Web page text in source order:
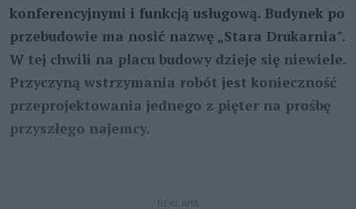
konferencyjnymi i funkcją usługową. Budynek po
przebudowie ma nosić nazwę „Stara Drukarnia".
W tej chwili na placu budowy dzieje się niewiele.
Przyczyną wstrzymania robót jest konieczność
przeprojektowania jednego z pięter na prośbę
przyszłego najemcy.
REKLAMA